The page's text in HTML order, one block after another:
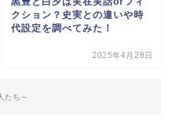
クション？史実との違いや時
代設定を調べてみた！
2025年4月28日
たち～